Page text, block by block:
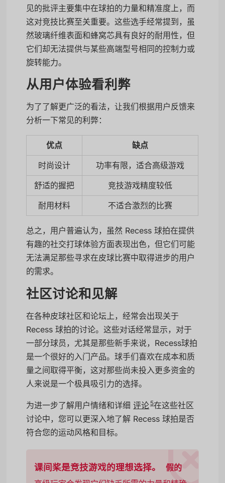
见的批评主要集中在球拍的力量和精准度上，而
这对竞技比赛至关重要。这些选手经常提到，虽
然玻璃纤维表面和蜂窝芯具有良好的耐用性，但
它们却无法提供与某些高端型号相同的控制力或
旋转能力。
从用户体验看利弊
为了了解更广泛的看法，让我们根据用户反馈来
分析一下常见的利弊：
优点
缺点
时尚设计
功率有限，适合高级游戏
舒适的握把
竞技游戏精度较低
耐用材料
不适合激烈的比赛
总之，用户普遍认为，虽然 Recess 球拍在提供
有趣的社交打球体验方面表现出色，但它们可能
无法满足那些寻求在皮球比赛中取得进步的用户
的需求。
社区讨论和见解
在各种皮球社区和论坛上，经常会出现关于
Recess 球拍的讨论。这些对话经常显示，对于
一部分球员，尤其是那些新手来说，Recess球拍
是一个很好的入门产品。球手们喜欢在成本和质
量之间取得平衡，这对那些尚未投入更多资金的
人来说是一个极具吸引力的选择。
为进一步了解用户情绪和详细评论 5在这些社区
讨论中，您可以更深入地了解 Recess 球拍是否
符合您的运动风格和目标。
课间桨是竞技游戏的理想选择。
假的